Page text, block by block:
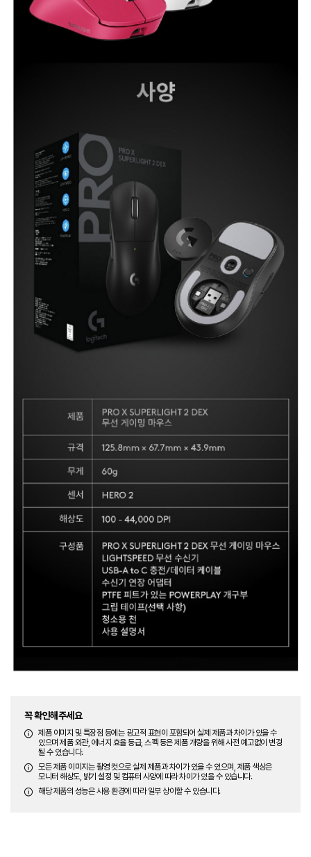
꼭 확인해주세요
제품 이미지 및 특장점 등에는 광고적 표현이 포함되어 실제 제품과 차이가 있을 수
있으며 제품 외관, 에너지 효율 등급, 스펙 등은 제품 개량을 위해 사전 예고없이 변경
될 수 있습니다.
모든 제품 이미지는 촬영 컷으로 실제 제품과 차이가 있을 수 있으며, 제품 색상은
모니터 해상도, 밝기 설정 및 컴퓨터 사양에 따라 차이가 있을 수 있습니다.
해당 제품의 성능은 사용 환경에 따라 일부 상이할 수 있습니다.